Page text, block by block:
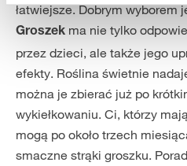
łatwiejsze. Dobrym wyborem
Groszek ma nie tylko
przez dzieci, ale także jego
efekty. Roślina świetnie
można je zbierać już po
wykiełkowaniu. Ci, którzy
mogą po około trzech
smaczne strąki groszku.